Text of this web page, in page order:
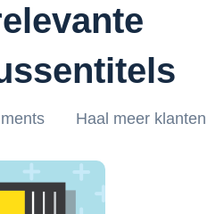
Haal meer klanten